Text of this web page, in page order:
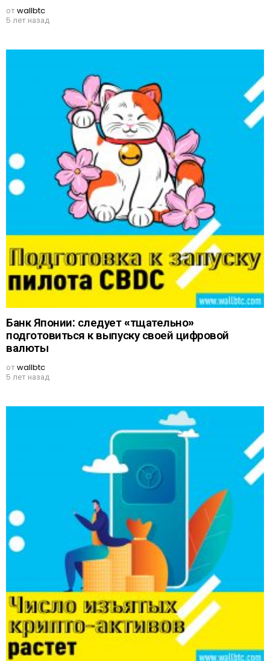
отwallbtc
5 лет назад
Банк Японии: следует «тщательно»
подготовиться к выпуску своей цифровой
валюты
отwallbtc
5 лет назад